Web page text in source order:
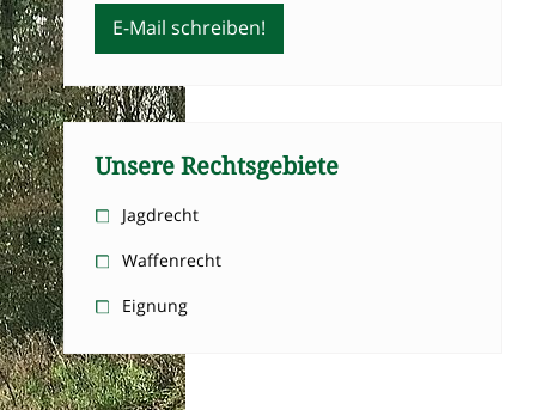
E-Mail schreiben!
Unsere Rechtsgebiete
Jagdrecht
Waffenrecht
Eignung